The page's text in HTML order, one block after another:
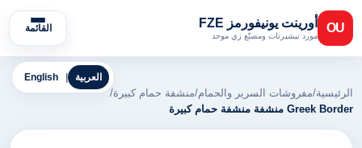
OU أورينت يونيفورمز FZE
مورد تيشيرتات ومصنّع زي موحد
القائمة
English العربية
الرئيسية/مفروشات السرير والحمام/منشفة حمام كبيرة/
Greek Border منشفة منشفة حمام كبيرة